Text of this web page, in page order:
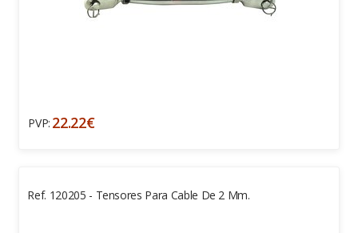
PVP: 22.22€
Ref. 120205 - Tensores Para Cable De 2 Mm.